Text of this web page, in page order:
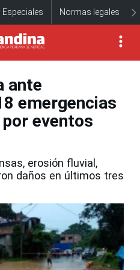
Especiales Normas legales
ante
emergencias
eventos
erosión fluvial,
daños en últimos tres